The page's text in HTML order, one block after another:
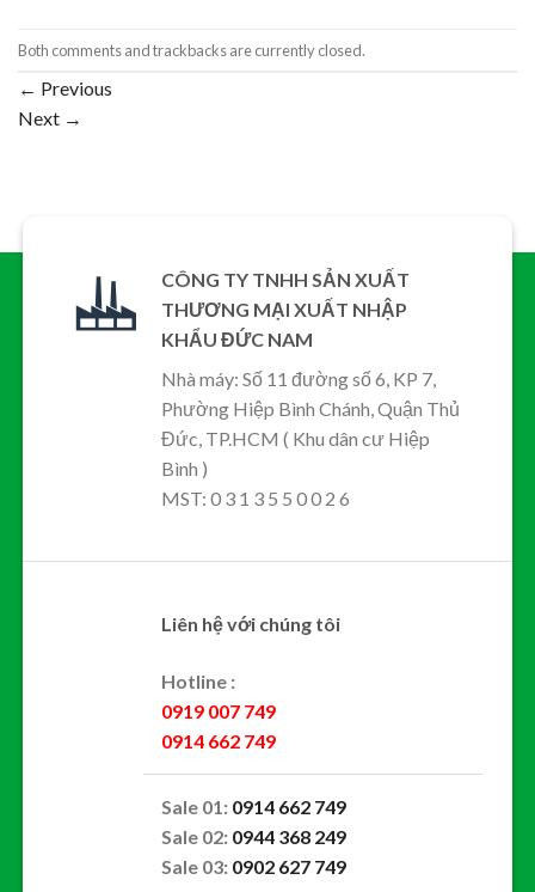
Both comments and trackbacks are currently closed.
← Previous
Next →
CÔNG TY TNHH SẢN XUẤT
THƯƠNG MẠI XUẤT NHẬP
KHẨU ĐỨC NAM
Nhà máy: Số 11 đường số 6, KP 7,
Phường Hiệp Bình Chánh, Quận Thủ
Đức, TP.HCM ( Khu dân cư Hiệp
Bình )
MST: 0 3 1 3 5 5 0 0 2 6
Liên hệ với chúng tôi
Hotline :
0919 007 749
0914 662 749
Sale 01: 0914 662 749
Sale 02: 0944 368 249
Sale 03: 0902 627 749